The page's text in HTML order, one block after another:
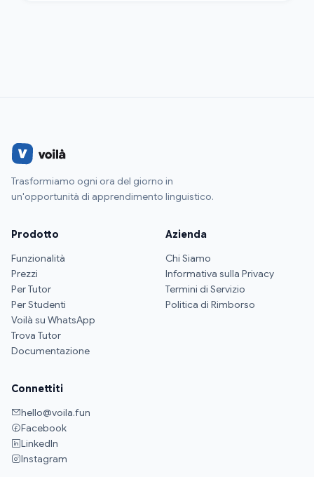
Trasformiamo ogni ora del giorno in
un'opportunità di apprendimento linguistico.
Prodotto
Funzionalità
Prezzi
Per Tutor
Per Studenti
Voilà su WhatsApp
Trova Tutor
Documentazione
Azienda
Chi Siamo
Informativa sulla Privacy
Termini di Servizio
Politica di Rimborso
Connettiti
hello@voila.fun
Facebook
LinkedIn
Instagram